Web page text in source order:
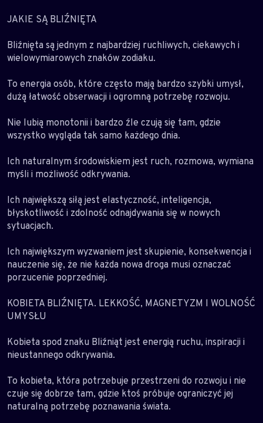
JAKIE SĄ BLIŹNIĘTA
Bliźnięta są jednym z najbardziej ruchliwych, ciekawych i
wielowymiarowych znaków zodiaku.
To energia osób, które często mają bardzo szybki umysł,
dużą łatwość obserwacji i ogromną potrzebę rozwoju.
Nie lubią monotonii i bardzo źle czują się tam, gdzie
wszystko wygląda tak samo każdego dnia.
Ich naturalnym środowiskiem jest ruch, rozmowa, wymiana
myśli i możliwość odkrywania.
Ich największą siłą jest elastyczność, inteligencja,
błyskotliwość i zdolność odnajdywania się w nowych
sytuacjach.
Ich największym wyzwaniem jest skupienie, konsekwencja i
nauczenie się, że nie każda nowa droga musi oznaczać
porzucenie poprzedniej.
KOBIETA BLIŹNIĘTA. LEKKOŚĆ, MAGNETYZM I WOLNOŚĆ
UMYSŁU
Kobieta spod znaku Bliźniąt jest energią ruchu, inspiracji i
nieustannego odkrywania.
To kobieta, która potrzebuje przestrzeni do rozwoju i nie
czuje się dobrze tam, gdzie ktoś próbuje ograniczyć jej
naturalną potrzebę poznawania świata.